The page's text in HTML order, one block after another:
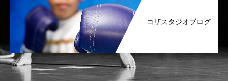
コザスタジオブログ